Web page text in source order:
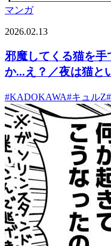
マンガ
2026.02.13
邪魔してくる猫を
か...え？／夜は猫と
#KADOKAWA#キュルZ#